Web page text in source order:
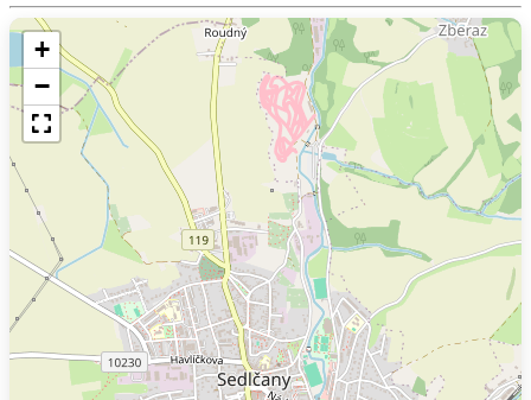
+
−